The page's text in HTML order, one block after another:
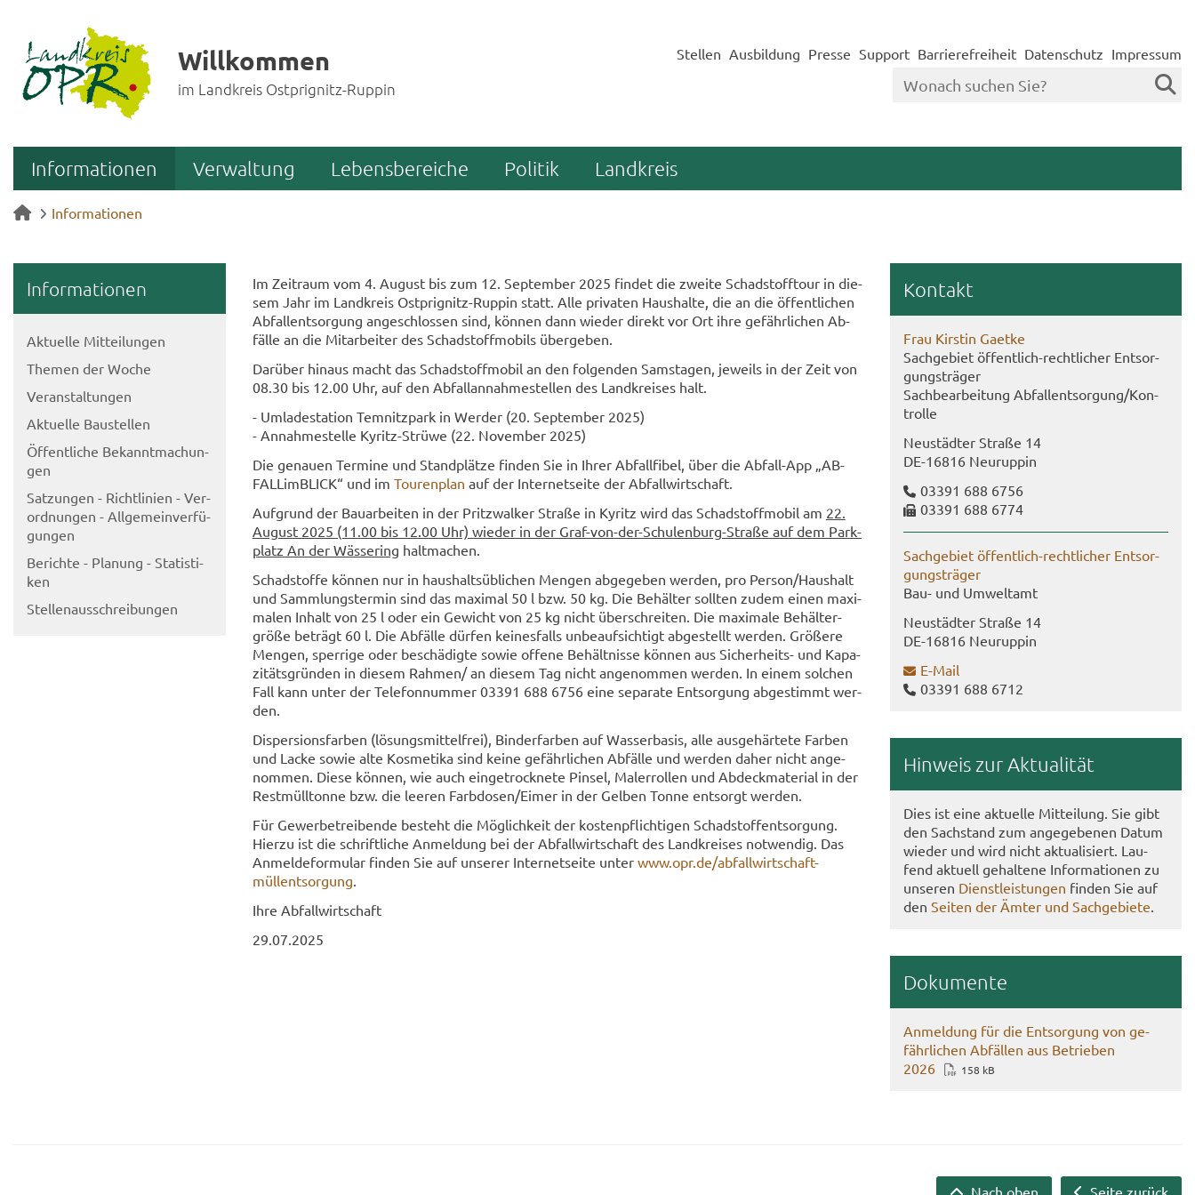
Willkommen
im Landkreis Ostprignitz-Ruppin
Stellen Ausbildung Presse Support Barrierefreiheit Datenschutz Impressum
Informationen Verwaltung Lebensbereiche Politik Landkreis
Informationen
In­for­ma­tio­nen
Ak­tu­el­le Mit­tei­lun­gen
The­men der Woche
Ver­an­stal­tun­gen
Ak­tu­el­le Bau­stel­len
Öf­fent­li­che Be­kannt­ma­chun­
gen
Sat­zun­gen - Richt­li­ni­en - Ver­
ord­nun­gen - All­ge­mein­ver­fü­
gun­gen
Be­rich­te - Pla­nung - Sta­tis­ti­
ken
Stel­len­aus­schrei­bun­gen
Im Zeit­raum vom 4. Au­gust bis zum 12. Sep­tem­ber 2025 fin­det die zwei­te Schad­stoff­tour in die­
sem Jahr im Land­kreis Ostprignitz-​Ruppin statt. Alle pri­va­ten Haus­hal­te, die an die öf­fent­li­chen
Ab­fall­ent­sor­gung an­ge­schlos­sen sind, kön­nen dann wie­der di­rekt vor Ort ihre ge­fähr­li­chen Ab­
fäl­le an die Mit­ar­bei­ter des Schad­stoff­mo­bils über­ge­ben.
Dar­über hin­aus macht das Schad­stoff­mo­bil an den fol­gen­den Sams­ta­gen, je­weils in der Zeit von
08.30 bis 12.00 Uhr, auf den Ab­fall­an­nah­me­stel­len des Land­krei­ses halt.
- Um­la­de­sta­ti­on Tem­nitz­park in Wer­der (20. Sep­tem­ber 2025)
- An­nah­me­stel­le Kyritz-​Strüwe (22. No­vem­ber 2025)
Die ge­nau­en Ter­mi­ne und Stand­plät­ze fin­den Sie in Ihrer Ab­fall­fi­bel, über die Abfall-​App „AB­
FALL­im­BLICK“ und im Tou­ren­plan auf der In­ter­net­sei­te der Ab­fall­wirt­schaft.
Auf­grund der Bau­ar­bei­ten in der Pritz­wal­ker Stra­ße in Ky­ritz wird das Schad­stoff­mo­bil am 22.
Au­gust 2025 (11.00 bis 12.00 Uhr) wie­der in der Graf-​von-der-Schulenburg-Straße auf dem Park­
platz An der Wäs­se­ring halt­ma­chen.
Schad­stof­fe kön­nen nur in haus­halts­üb­li­chen Men­gen ab­ge­ge­ben wer­den, pro Per­son/Haus­halt
und Samm­lungs­ter­min sind das ma­xi­mal 50 l bzw. 50 kg. Die Be­häl­ter soll­ten zudem einen ma­xi­
ma­len In­halt von 25 l oder ein Ge­wicht von 25 kg nicht über­schrei­ten. Die ma­xi­ma­le Be­häl­ter­
grö­ße be­trägt 60 l. Die Ab­fäl­le dür­fen kei­nes­falls un­be­auf­sich­tigt ab­ge­stellt wer­den. Grö­ße­re
Men­gen, sper­ri­ge oder be­schä­dig­te sowie of­fe­ne Be­hält­nis­se kön­nen aus Sicherheits-​ und Ka­pa­
zi­täts­grün­den in die­sem Rah­men/ an die­sem Tag nicht an­ge­nom­men wer­den. In einem sol­chen
Fall kann unter der Te­le­fon­num­mer 03391 688 6756 eine se­pa­ra­te Ent­sor­gung ab­ge­stimmt wer­
den.
Di­sper­si­ons­far­ben (lö­sungs­mit­tel­frei), Bin­der­far­ben auf Was­ser­ba­sis, alle aus­ge­här­te­te Far­ben
und Lacke sowie alte Kos­me­ti­ka sind keine ge­fähr­li­chen Ab­fäl­le und wer­den daher nicht an­ge­
nom­men. Diese kön­nen, wie auch ein­ge­trock­ne­te Pin­sel, Malerrol­len und Ab­deck­ma­te­ri­al in der
Rest­müll­ton­ne bzw. die lee­ren Farb­do­sen/Eimer in der Gel­ben Tonne ent­sorgt wer­den.
Für Ge­wer­be­trei­ben­de be­steht die Mög­lich­keit der kos­ten­pflich­ti­gen Schad­stoff­ent­sor­gung.
Hier­zu ist die schrift­li­che An­mel­dung bei der Ab­fall­wirt­schaft des Land­krei­ses not­wen­dig. Das
An­mel­de­for­mu­lar fin­den Sie auf un­se­rer In­ter­net­sei­te unter www.opr.de/abfallwirtschaft-​
müllentsorgung.
Ihre Ab­fall­wirt­schaft
29.07.2025
Kon­takt
Frau Kirs­tin Ga­et­ke
Sach­ge­biet öffentlich-​rechtlicher Ent­sor­
gungs­trä­ger
Sach­be­ar­bei­tung Ab­fall­ent­sor­gung/Kon­
trol­le
Neu­städ­ter Stra­ße 14
DE-​16816 Neu­rup­pin
03391 688 6756
03391 688 6774
Sach­ge­biet öffentlich-​rechtlicher Ent­sor­
gungs­trä­ger
Bau- und Um­welt­amt
Neu­städ­ter Stra­ße 14
DE-​16816 Neu­rup­pin
E-​Mail
03391 688 6712
Hin­weis zur Ak­tua­li­tät
Dies ist eine ak­tu­el­le Mit­tei­lung. Sie gibt
den Sach­stand zum an­ge­ge­be­nen Datum
wie­der und wird nicht ak­tua­li­siert. Lau­
fend ak­tu­ell ge­hal­te­ne In­for­ma­tio­nen zu
un­se­ren Dienst­leis­tun­gen fin­den Sie auf
den Sei­ten der Ämter und Sach­ge­bie­te.
Do­ku­men­te
An­mel­dung für die Ent­sor­gung von ge­
fähr­li­chen Ab­fäl­len aus Be­trie­ben
2026
158 kB
Seite zurück
Nach oben